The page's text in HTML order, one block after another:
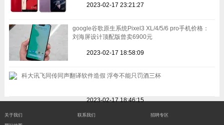
2023-02-17 23:21:27
google谷歌原生系统Pixel3 XL/4/5/6 pro手机价格：
刘海屏设计顶配版曾卖6900元
2023-02-17 18:58:09
科大讯飞同传同声翻译软件造假 浮夸不能只罚酒三杯
2023-02-17 18:46:15
关于我们 联系我们 招聘专区